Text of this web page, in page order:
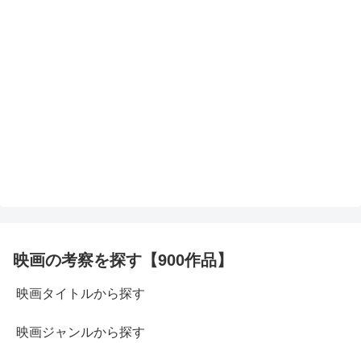
映画の考察を探す【900作品】
映画タイトルから探す
映画ジャンルから探す